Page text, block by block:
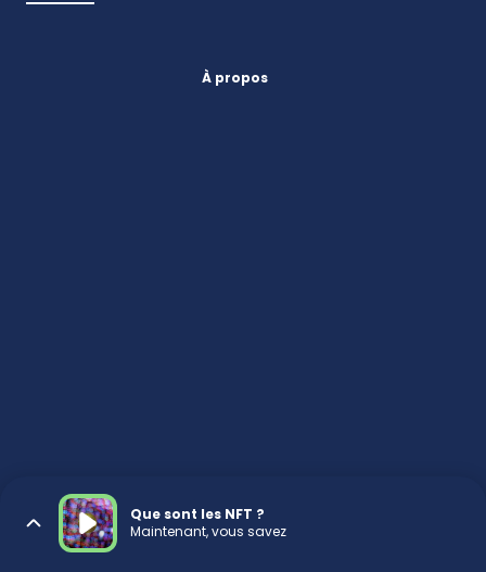
À propos
Que sont les NFT ?
Maintenant, vous savez